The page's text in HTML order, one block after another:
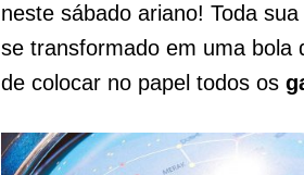
neste sábado ariano! Toda
se transformado em uma bola
de colocar no papel todos os